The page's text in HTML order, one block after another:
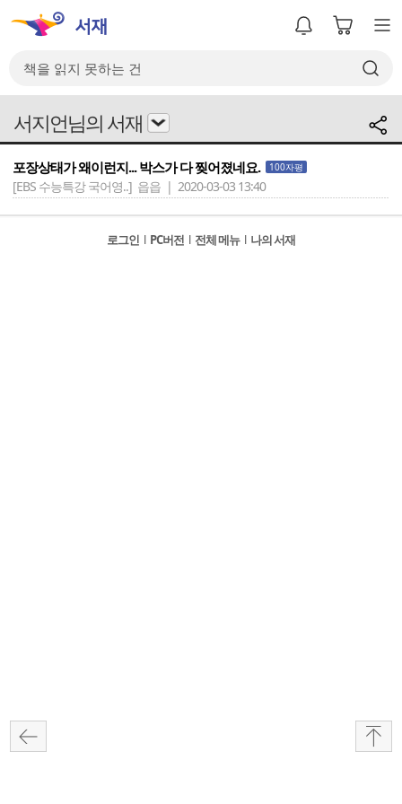
서지언님의 서재
포장상태가 왜이런지... 박스가 다 찢어졌네요. 100자평
[EBS 수능특강 국어영..] 읍읍 | 2020-03-03 13:40
로그인 l PC버전 l 전체 메뉴 l 나의 서재